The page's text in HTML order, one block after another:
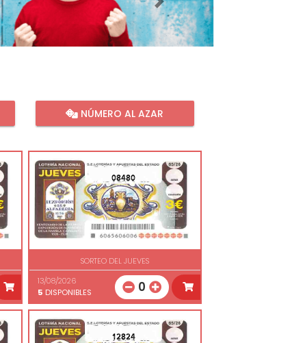
Imagen siguiente
NÚMERO AL AZAR
08480
SORTEO DEL JUEVES
13/08/2026
5 DISPONIBLES 0
12824